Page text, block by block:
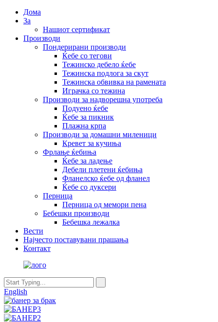
Дома
За
Нашиот сертификат
Производи
Пондерирани производи
Ќебе со тегови
Тежинско дебело ќебе
Тежинска подлога за скут
Тежинска обвивка на рамената
Играчка со тежина
Производи за надворешна употреба
Подуено ќебе
Ќебе за пикник
Плажна крпа
Производи за домашни миленици
Кревет за кучиња
Фрлање ќебиња
Ќебе за ладење
Дебели плетени ќебиња
Фланелско ќебе од фланел
Ќебе со дуксери
Перница
Перница од мемори пена
Бебешки производи
Бебешка лежалка
Вести
Најчесто поставувани прашања
Контакт
English